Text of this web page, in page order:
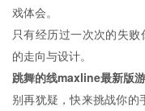
戏体会。
只有经历过一次次的失
的走向与设计。
跳舞的线maxline最新版
别再犹疑，快来挑战你的